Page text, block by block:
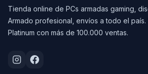
Tienda online de PCs armadas gaming,
Armado profesional, envíos a todo el
Platinum con más de 100.000 ventas.